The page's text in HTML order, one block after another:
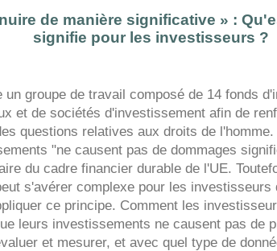
de manière significative » :
signifie pour les investisseurs ?
un groupe de travail composé de 14 fonds
et de sociétés d'investissement afin de
questions relatives aux droits de
"ne causent pas de dommages
du cadre financier durable de l'UE.
s'avérer complexe pour les investisseurs
ce principe. Comment les
leurs investissements ne causent pas de
et mesurer, et avec quel type de